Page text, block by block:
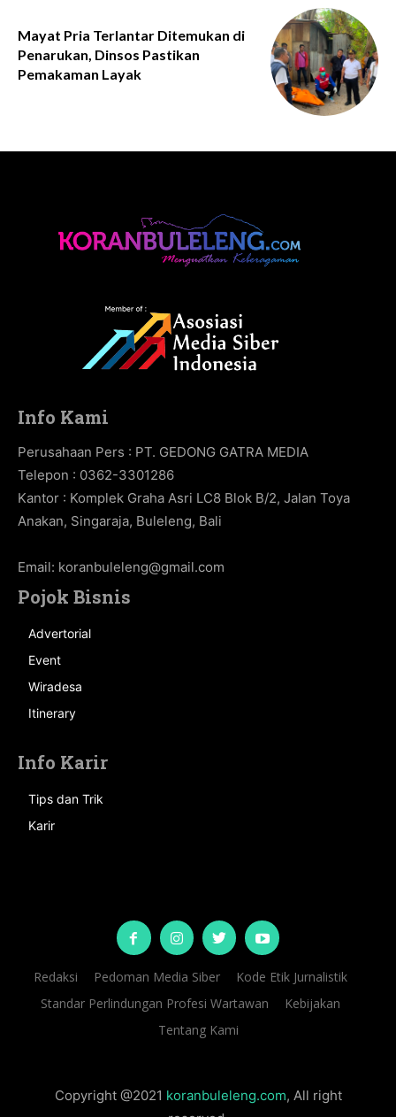
Mayat Pria Terlantar Ditemukan di
Penarukan, Dinsos Pastikan
Pemakaman Layak
Info Kami
Perusahaan Pers : PT. GEDONG GATRA MEDIA
Telepon : 0362-3301286
Kantor : Komplek Graha Asri LC8 Blok B/2, Jalan Toya
Anakan, Singaraja, Buleleng, Bali
Email: koranbuleleng@gmail.com
Pojok Bisnis
Advertorial
Event
Wiradesa
Itinerary
Info Karir
Tips dan Trik
Karir
Redaksi Pedoman Media Siber
Kode Etik Jurnalistik
Standar Perlindungan Profesi Wartawan
Kebijakan
Tentang Kami
Copyright @2021 koranbuleleng.com, All right